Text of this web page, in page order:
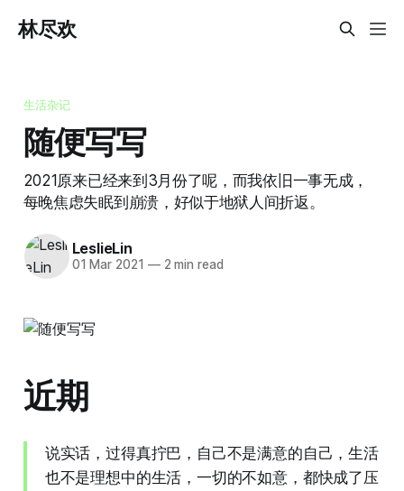
林尽欢
生活杂记
随便写写
2021原来已经来到3月份了呢，而我依旧一事无成，
每晚焦虑失眠到崩溃，好似于地狱人间折返。
LeslieLin
01 Mar 2021 —2 min read
近期
说实话，过得真拧巴，自己不是满意的自己，生活
也不是理想中的生活，一切的不如意，都快成了压